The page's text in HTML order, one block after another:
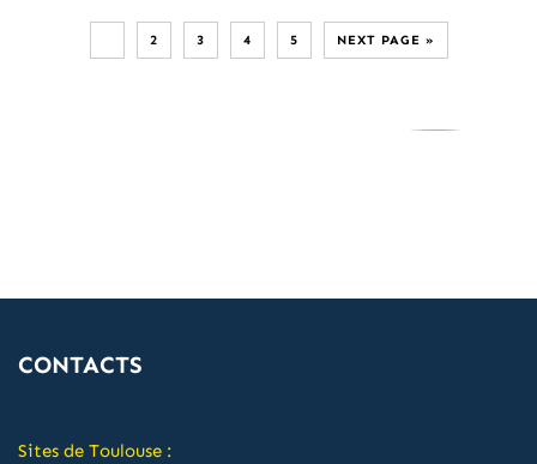
2 3 4 5 NEXT PAGE »
CONTACTS
Sites de Toulouse :